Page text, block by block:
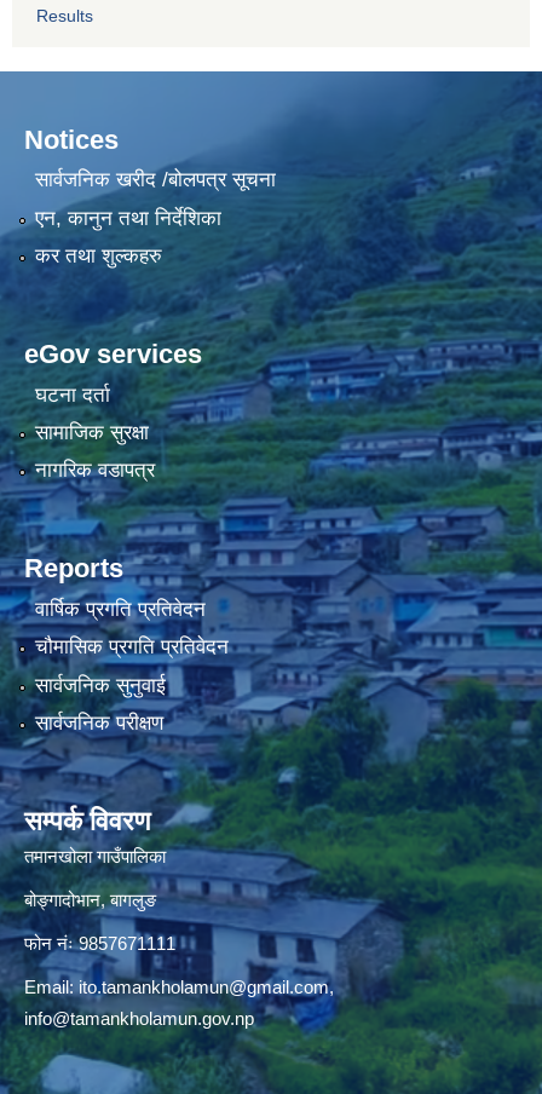
Results
Notices
सार्वजनिक खरीद /बोलपत्र सूचना
एन, कानुन तथा निर्देशिका
कर तथा शुल्कहरु
eGov services
घटना दर्ता
सामाजिक सुरक्षा
नागरिक वडापत्र
Reports
वार्षिक प्रगति प्रतिवेदन
चौमासिक प्रगति प्रतिवेदन
सार्वजनिक सुनुवाई
सार्वजनिक परीक्षण
सम्पर्क विवरण
तमानखोला गाउँपालिका
बोङ्गादोभान, बागलुङ
फोन नंः 9857671111
Email: ito.tamankholamun@gmail.com,
info@tamankholamun.gov.np